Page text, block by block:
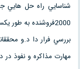
شناسايي راه حل هايي
بررسي فرار دا د.و